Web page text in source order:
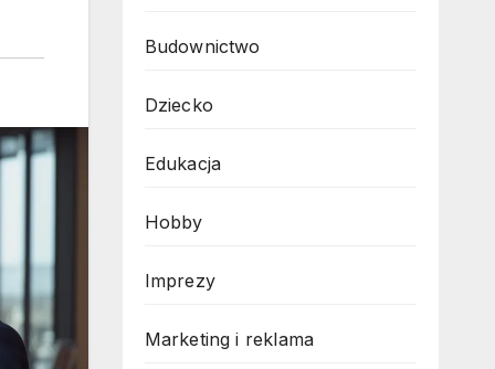
Budownictwo
Dziecko
Edukacja
Hobby
Imprezy
Marketing i reklama